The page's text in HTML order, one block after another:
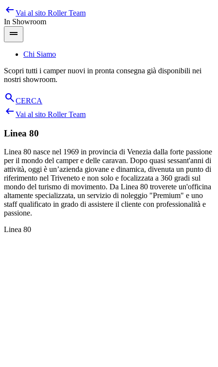
Salta
contenuto
arrow_left_alt Vai al sito Roller Team
In Showroom
drag_handle
Chi Siamo
Scopri tutti i camper nuovi in pronta consegna già disponibili nei
nostri showroom.
searchCERCA
arrow_left_alt Vai al sito Roller Team
Linea 80
Linea 80 nasce nel 1969 in provincia di Venezia dalla forte passione
per il mondo del camper e delle caravan. Dopo quasi sessant'anni di
attività, oggi è un’azienda giovane e dinamica, divenuta un punto di
riferimento nel Triveneto e non solo e focalizzata a 360 gradi sul
mondo del turismo di movimento. Da Linea 80 troverete un'officina
altamente specializzata, un servizio di noleggio "Premium" e uno
staff qualificato in grado di assistere il cliente con professionalità e
passione.
Linea 80